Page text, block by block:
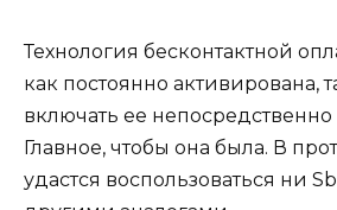
Технология бесконтактной
как постоянно активирована,
включать ее непосредственно
Главное, чтобы она была. В
удастся воспользоваться ни